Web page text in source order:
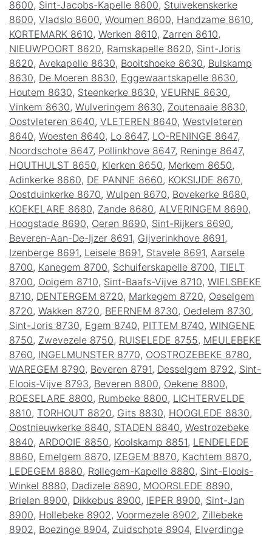
8600, Sint-Jacobs-Kapelle 8600, Stuivekenskerke
8600, Vladslo 8600, Woumen 8600, Handzame 8610,
KORTEMARK 8610, Werken 8610, Zarren 8610,
NIEUWPOORT 8620, Ramskapelle 8620, Sint-Joris
8620, Avekapelle 8630, Booitshoeke 8630, Bulskamp
8630, De Moeren 8630, Eggewaartskapelle 8630,
Houtem 8630, Steenkerke 8630, VEURNE 8630,
Vinkem 8630, Wulveringem 8630, Zoutenaaie 8630,
Oostvleteren 8640, VLETEREN 8640, Westvleteren
8640, Woesten 8640, Lo 8647, LO-RENINGE 8647,
Noordschote 8647, Pollinkhove 8647, Reninge 8647,
HOUTHULST 8650, Klerken 8650, Merkem 8650,
Adinkerke 8660, DE PANNE 8660, KOKSIJDE 8670,
Oostduinkerke 8670, Wulpen 8670, Bovekerke 8680,
KOEKELARE 8680, Zande 8680, ALVERINGEM 8690,
Hoogstade 8690, Oeren 8690, Sint-Rijkers 8690,
Beveren-Aan-De-Ijzer 8691, Gijverinkhove 8691,
Izenberge 8691, Leisele 8691, Stavele 8691, Aarsele
8700, Kanegem 8700, Schuiferskapelle 8700, TIELT
8700, Ooigem 8710, Sint-Baafs-Vijve 8710, WIELSBEKE
8710, DENTERGEM 8720, Markegem 8720, Oeselgem
8720, Wakken 8720, BEERNEM 8730, Oedelem 8730,
Sint-Joris 8730, Egem 8740, PITTEM 8740, WINGENE
8750, Zwevezele 8750, RUISELEDE 8755, MEULEBEKE
8760, INGELMUNSTER 8770, OOSTROZEBEKE 8780,
WAREGEM 8790, Beveren 8791, Desselgem 8792 , Sint-
Eloois-Vijve 8793, Beveren 8800, Oekene 8800,
ROESELARE 8800, Rumbeke 8800, LICHTERVELDE
8810, TORHOUT 8820, Gits 8830, HOOGLEDE 8830,
Oostnieuwkerke 8840, STADEN 8840, Westrozebeke
8840, ARDOOIE 8850, Koolskamp 8851, LENDELEDE
8860, Emelgem 8870, IZEGEM 8870, Kachtem 8870,
LEDEGEM 8880, Rollegem-Kapelle 8880, Sint-Eloois-
Winkel 8880, Dadizele 8890, MOORSLEDE 8890,
Brielen 8900, Dikkebus 8900, IEPER 8900, Sint-Jan
8900, Hollebeke 8902 , Voormezele 8902 , Zillebeke
8902 , Boezinge 8904, Zuidschote 8904, Elverdinge